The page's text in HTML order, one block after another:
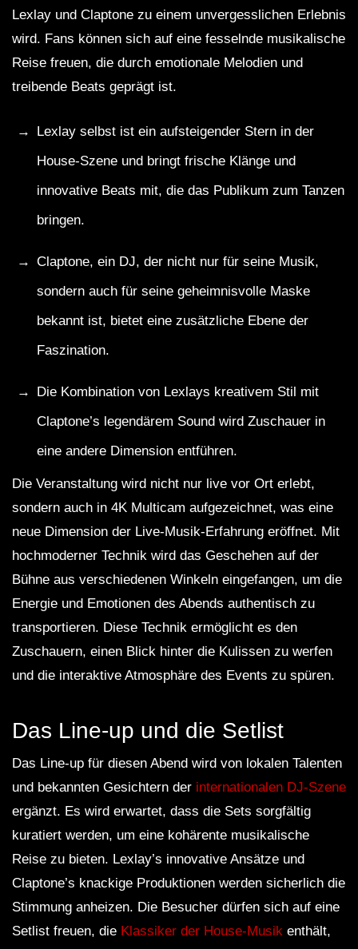
Lexlay und Claptone zu einem unvergesslichen Erlebnis
wird. Fans können sich auf eine fesselnde musikalische
Reise freuen, die durch emotionale Melodien und
treibende Beats geprägt ist.
Lexlay selbst ist ein aufsteigender Stern in der
House-Szene und bringt frische Klänge und
innovative Beats mit, die das Publikum zum Tanzen
bringen.
Claptone, ein DJ, der nicht nur für seine Musik,
sondern auch für seine geheimnisvolle Maske
bekannt ist, bietet eine zusätzliche Ebene der
Faszination.
Die Kombination von Lexlays kreativem Stil mit
Claptone’s legendärem Sound wird Zuschauer in
eine andere Dimension entführen.
Die Veranstaltung wird nicht nur live vor Ort erlebt,
sondern auch in 4K Multicam aufgezeichnet, was eine
neue Dimension der Live-Musik-Erfahrung eröffnet. Mit
hochmoderner Technik wird das Geschehen auf der
Bühne aus verschiedenen Winkeln eingefangen, um die
Energie und Emotionen des Abends authentisch zu
transportieren. Diese Technik ermöglicht es den
Zuschauern, einen Blick hinter die Kulissen zu werfen
und die interaktive Atmosphäre des Events zu spüren.
Das Line-up und die Setlist
Das Line-up für diesen Abend wird von lokalen Talenten
und bekannten Gesichtern der internationalen DJ-Szene
ergänzt. Es wird erwartet, dass die Sets sorgfältig
kuratiert werden, um eine kohärente musikalische
Reise zu bieten. Lexlay’s innovative Ansätze und
Claptone’s knackige Produktionen werden sicherlich die
Stimmung anheizen. Die Besucher dürfen sich auf eine
Setlist freuen, die Klassiker der House-Musik enthält,